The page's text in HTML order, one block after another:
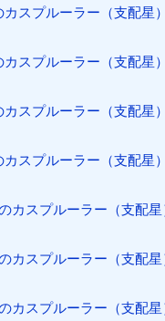
スプルーラー（支配星
スプルーラー（支配星
スプルーラー（支配星
スプルーラー（支配星
カスプルーラー（支配星
カスプルーラー（支配星
カスプルーラー（支配星